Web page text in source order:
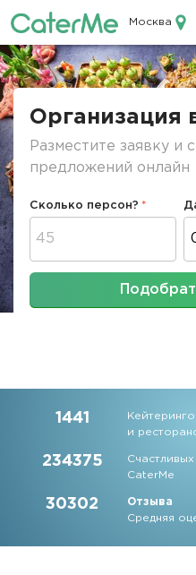
Москва
Строка
Организация
Разместите заявку и
предложений онлайн
Сколько персон?
1441
и
234375 Счастливых
CaterMe
30302
Отзыва
Средняя